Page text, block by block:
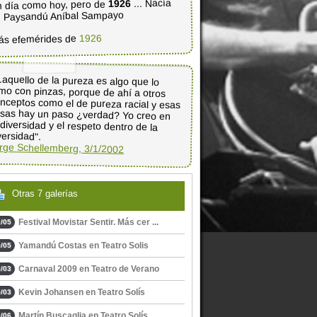
día como hoy, pero de 1926 ... Nacía
Paysandú Aníbal Sampayo
efemérides de 1926
de la pureza es algo que lo
con pinzas, porque de ahí a otros
como el de pureza racial y esas
hay un paso ¿verdad? Yo creo en
y el respeto dentro de la
Schellemberg, 3/1/2002
Otras 7 galerías
05 Festival Movistar Sentir. Más cer ...
05 Yamandú Costas en Teatro Solis
03 Carnaval 2009 en Teatro de Verano
03 Kevin Johansen en Teatro Solís
06